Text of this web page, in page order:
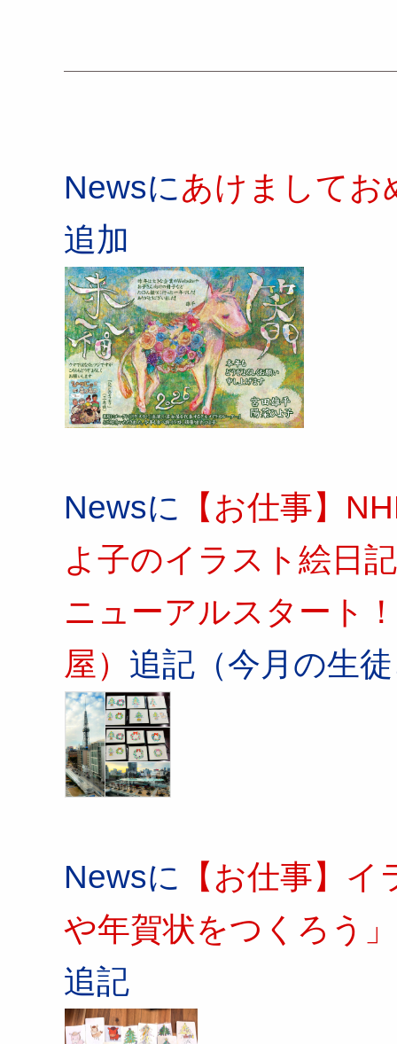
Newsにあけましてお
追加
Newsに 【お仕事】
よ子のイラスト絵日
ニューアルスタート
屋） 追記（今月の生
Newsに 【お仕事】
や年賀状をつくろう
追記